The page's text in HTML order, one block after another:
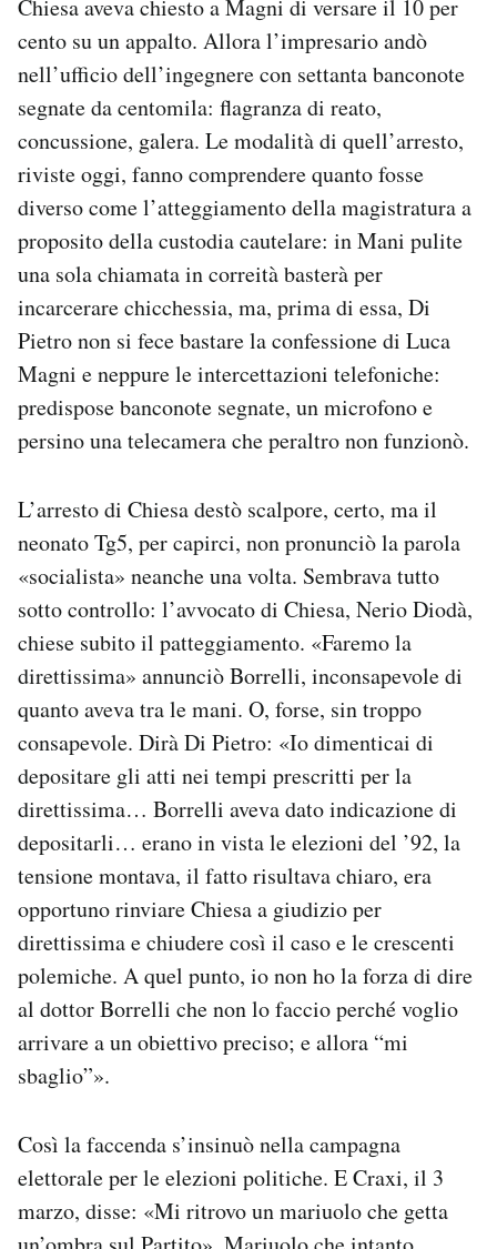
Chiesa aveva chiesto a Magni di versare il 10 per
cento su un appalto. Allora l’impresario andò
nell’ufficio dell’ingegnere con settanta banconote
segnate da centomila: flagranza di reato,
concussione, galera. Le modalità di quell’arresto,
riviste oggi, fanno comprendere quanto fosse
diverso come l’atteggiamento della magistratura a
proposito della custodia cautelare: in Mani pulite
una sola chiamata in correità basterà per
incarcerare chicchessia, ma, prima di essa, Di
Pietro non si fece bastare la confessione di Luca
Magni e neppure le intercettazioni telefoniche:
predispose banconote segnate, un microfono e
persino una telecamera che peraltro non funzionò.
L’arresto di Chiesa destò scalpore, certo, ma il
neonato Tg5, per capirci, non pronunciò la parola
«socialista» neanche una volta. Sembrava tutto
sotto controllo: l’avvocato di Chiesa, Nerio Diodà,
chiese subito il patteggiamento. «Faremo la
direttissima» annunciò Borrelli, inconsapevole di
quanto aveva tra le mani. O, forse, sin troppo
consapevole. Dirà Di Pietro: «Io dimenticai di
depositare gli atti nei tempi prescritti per la
direttissima… Borrelli aveva dato indicazione di
depositarli… erano in vista le elezioni del ’92, la
tensione montava, il fatto risultava chiaro, era
opportuno rinviare Chiesa a giudizio per
direttissima e chiudere così il caso e le crescenti
polemiche. A quel punto, io non ho la forza di dire
al dottor Borrelli che non lo faccio perché voglio
arrivare a un obiettivo preciso; e allora “mi
sbaglio”».
Così la faccenda s’insinuò nella campagna
elettorale per le elezioni politiche. E Craxi, il 3
marzo, disse: «Mi ritrovo un mariuolo che getta